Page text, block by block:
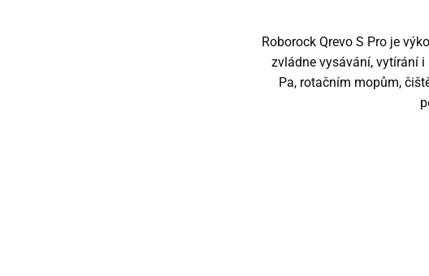
Roborock Qrevo S Pro je
zvládne vysávání, vytírání
Pa, rotačním mopům,